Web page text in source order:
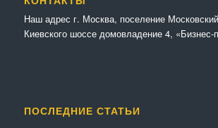
Наш адрес г. Москва, поселение
Киевского шоссе домовладение 4, «Бизнес-
ПОСЛЕДНИЕ СТАТЬИ